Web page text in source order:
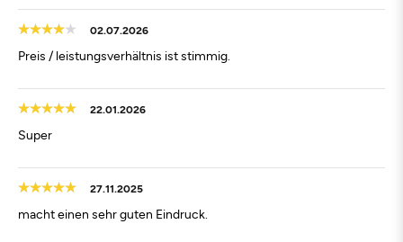
02.07.2026
Preis / leistungsverhältnis ist stimmig.
22.01.2026
Super
27.11.2025
macht einen sehr guten Eindruck.